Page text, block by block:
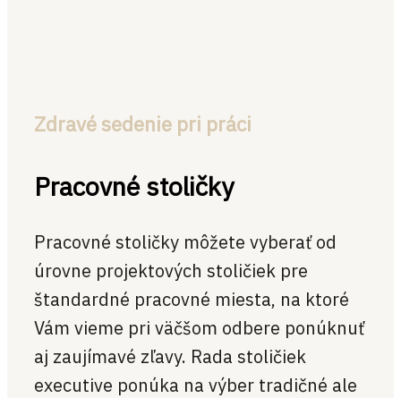
Zdravé sedenie pri práci
Pracovné stoličky
Pracovné stoličky môžete vyberať od
úrovne projektových stoličiek pre
štandardné pracovné miesta, na ktoré
Vám vieme pri väčšom odbere ponúknuť
aj zaujímavé zľavy. Rada stoličiek
executive ponúka na výber tradičné ale